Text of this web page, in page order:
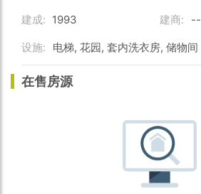
建成: 1993 建商: --
设施: 电梯, 花园, 套内洗衣房, 储物间
在售房源